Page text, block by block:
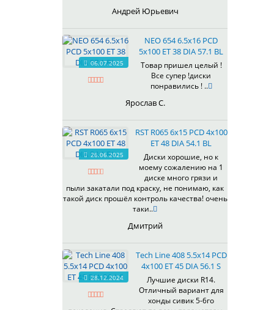
528
529
530
531
535
536
537
538
539
540
541
545
546
547
548
573
Андрей Юрьевич
06.07.2025
NEO 654 6.5x16 PCD
5x100 ET 38 DIA 57.1 BL
Товар пришел целый !
Все супер !диски
понравились ! ..
Ярослав С.
26.06.2025
RST R065 6x15 PCD 4x100
ET 48 DIA 54.1 BL
Диски хорошие, но к
моему сожалению на 1
диске много грязи и
пыли закатали под краску, не понимаю, как
такой диск прошёл контроль качества! очень
таки..
Дмитрий
28.12.2024
Tech Line 408 5.5x14 PCD
4x100 ET 45 DIA 56.1 S
Лучшие диски R14.
Отличный вариант для
хонды сивик 5-6го